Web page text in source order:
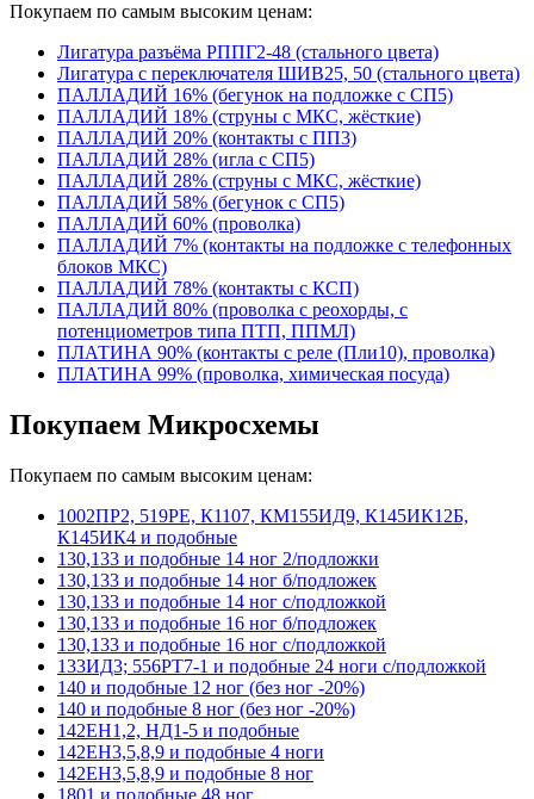
Покупаем по самым высоким ценам:
Лигатура разъёма РППГ2-48 (стального цвета)
Лигатура с переключателя ШИВ25, 50 (стального цвета)
ПАЛЛАДИЙ 16% (бегунок на подложке с СП5)
ПАЛЛАДИЙ 18% (струны с МКС, жёсткие)
ПАЛЛАДИЙ 20% (контакты с ПП3)
ПАЛЛАДИЙ 28% (игла с СП5)
ПАЛЛАДИЙ 28% (струны с МКС, жёсткие)
ПАЛЛАДИЙ 58% (бегунок с СП5)
ПАЛЛАДИЙ 60% (проволка)
ПАЛЛАДИЙ 7% (контакты на подложке с телефонных
блоков МКС)
ПАЛЛАДИЙ 78% (контакты с КСП)
ПАЛЛАДИЙ 80% (проволка с реохорды, с
потенциометров типа ПТП, ППМЛ)
ПЛАТИНА 90% (контакты с реле (Пли10), проволка)
ПЛАТИНА 99% (проволка, химическая посуда)
Покупаем Микросхемы
Покупаем по самым высоким ценам:
1002ПР2, 519РЕ, К1107, КМ155ИД9, К145ИК12Б,
К145ИК4 и подобные
130,133 и подобные 14 ног 2/подложки
130,133 и подобные 14 ног б/подложек
130,133 и подобные 14 ног с/подложкой
130,133 и подобные 16 ног б/подложек
130,133 и подобные 16 ног с/подложкой
133ИД3; 556РТ7-1 и подобные 24 ноги с/подложкой
140 и подобные 12 ног (без ног -20%)
140 и подобные 8 ног (без ног -20%)
142ЕН1,2, НД1-5 и подобные
142ЕН3,5,8,9 и подобные 4 ноги
142ЕН3,5,8,9 и подобные 8 ног